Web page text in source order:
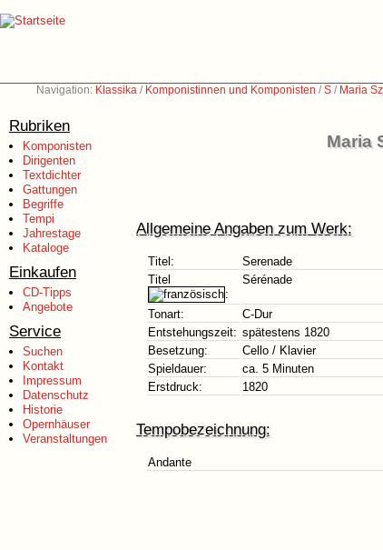
Navigation: Klassika / Komponistinnen und Komponisten /S / Maria
Rubriken
Komponisten
Dirigenten
Textdichter
Gattungen
Begriffe
Tempi
Jahrestage
Kataloge
Einkaufen
CD-Tipps
Angebote
Service
Suchen
Kontakt
Impressum
Datenschutz
Historie
Opernhäuser
Veranstaltungen
Maria
Allgemeine Angaben zum Werk:
Titel:
Serenade
Titel
:
Sérénade
Tonart:
C-Dur
Entstehungszeit: spätestens 1820
Besetzung:
Cello / Klavier
Spieldauer:
ca. 5 Minuten
Erstdruck:
1820
Tempobezeichnung:
Andante